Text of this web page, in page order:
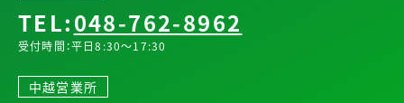
TEL:048-762-8962
受付時間：平日8:30～17:30
中越営業所